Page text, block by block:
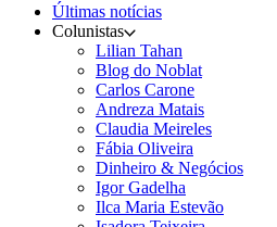
Últimas notícias
Colunistas
Lilian Tahan
Blog do Noblat
Carlos Carone
Andreza Matais
Claudia Meireles
Fábia Oliveira
Dinheiro & Negócios
Igor Gadelha
Ilca Maria Estevão